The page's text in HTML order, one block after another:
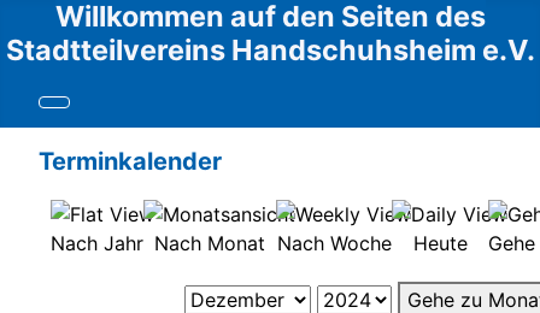
Willkommen auf den Seiten des
Stadtteilvereins Handschuhsheim e.V.
Terminkalender
Nach Jahr Nach Monat Nach Woche Heute
Gehe zu